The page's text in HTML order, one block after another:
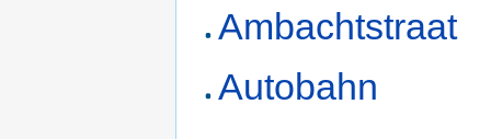
Ambachtstraat
Autobahn